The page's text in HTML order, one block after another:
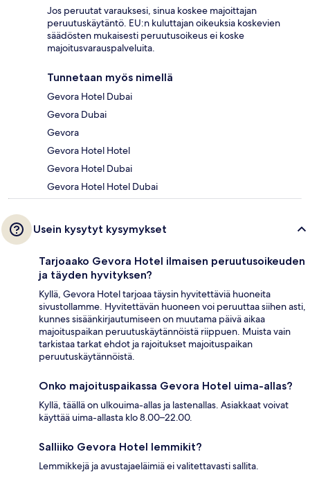
Jos peruutat varauksesi, sinua koskee majoittajan
peruutuskäytäntö. EU:n kuluttajan oikeuksia koskevien
säädösten mukaisesti peruutusoikeus ei koske
majoitusvarauspalveluita.
Tunnetaan myös nimellä
Gevora Hotel Dubai
Gevora Dubai
Gevora
Gevora Hotel Hotel
Gevora Hotel Dubai
Gevora Hotel Hotel Dubai
Usein kysytyt kysymykset
Tarjoaako Gevora Hotel ilmaisen peruutusoikeuden
ja täyden hyvityksen?
Kyllä, Gevora Hotel tarjoaa täysin hyvitettäviä huoneita
sivustollamme. Hyvitettävän huoneen voi peruuttaa siihen asti,
kunnes sisäänkirjautumiseen on muutama päivä aikaa
majoituspaikan peruutuskäytännöistä riippuen. Muista vain
tarkistaa tarkat ehdot ja rajoitukset majoituspaikan
peruutuskäytännöistä.
Onko majoituspaikassa Gevora Hotel uima-allas?
Kyllä, täällä on ulkouima-allas ja lastenallas. Asiakkaat voivat
käyttää uima-allasta klo 8.00–22.00.
Salliiko Gevora Hotel lemmikit?
Lemmikkejä ja avustajaeläimiä ei valitettavasti sallita.